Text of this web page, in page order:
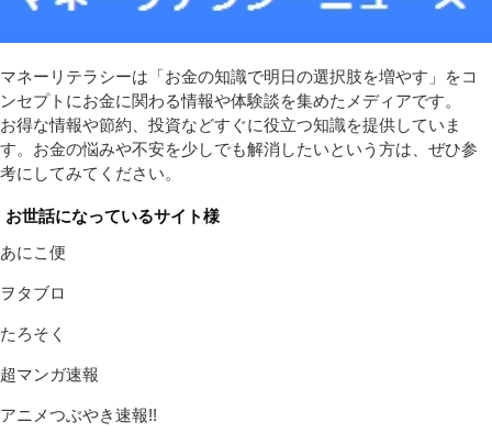
マネーリテラシーは「お金の知識で明日の選択肢を増やす」をコ
ンセプトにお金に関わる情報や体験談を集めたメディアです。
お得な情報や節約、投資などすぐに役立つ知識を提供していま
す。お金の悩みや不安を少しでも解消したいという方は、ぜひ参
考にしてみてください。
お世話になっているサイト様
あにこ便
ヲタブロ
たろそく
超マンガ速報
アニメつぶやき速報!!